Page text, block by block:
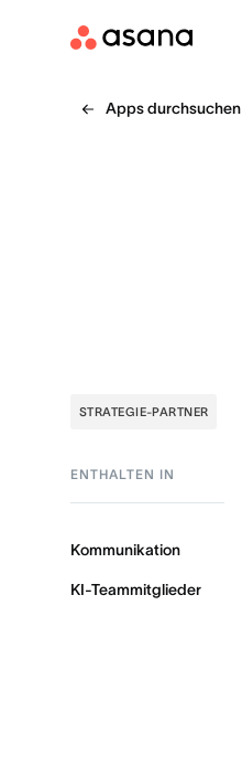
Apps durchsuchen
STRATEGIE-PARTNER
ENTHALTEN IN
Kommunikation
KI-Teammitglieder